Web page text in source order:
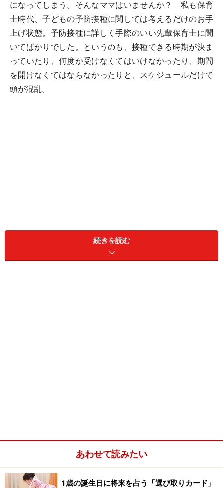
になってしまう。そんなママはいませんか？ 私も保育
士時代、子どもの予防接種に関しては考えるだけのお手
上げ状態。予防接種に詳しく手際のいい先輩保育士に聞
いてばかりでした。というのも、接種できる時期が決ま
っていたり、何度か受けなくてはいけなかったり、期間
を開けなくてはならなかったりと、スケジュールだけで
頭が混乱。
続きを読む
あわせて読みたい
1歳の誕生日に将来を占う「選び取りカード」